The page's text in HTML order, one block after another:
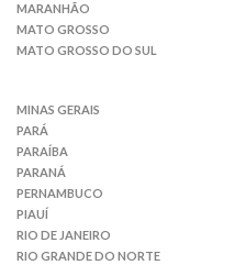
MARANHÃO
MATO GROSSO
MATO GROSSO DO SUL
MINAS GERAIS
PARÁ
PARAÍBA
PARANÁ
PERNAMBUCO
PIAUÍ
RIO DE JANEIRO
RIO GRANDE DO NORTE